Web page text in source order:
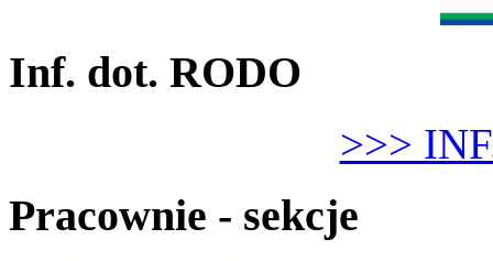
Inf. dot. RODO
>>>
Pracownie - sekcje